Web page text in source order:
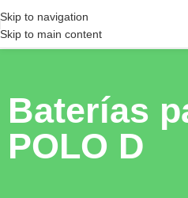
Skip to navigation
Skip to main content
Baterías
POLO D